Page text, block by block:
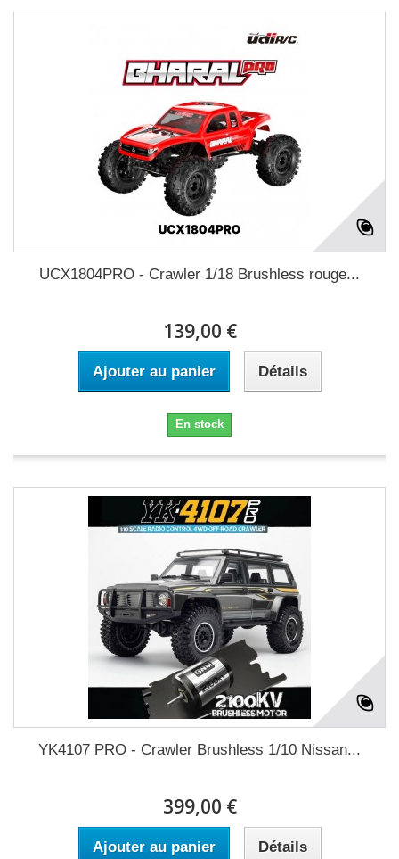
UCX1804PRO - Crawler 1/18 Brushless rouge...
139,00 €
Ajouter au panier Détails
En stock
YK4107 PRO - Crawler Brushless 1/10 Nissan...
399,00 €
Ajouter au panier Détails